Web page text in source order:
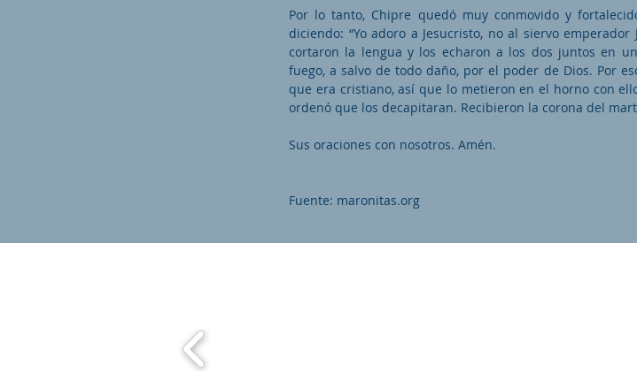
Por lo tanto, Chipre quedó muy conmovido y
diciendo: “Yo adoro a Jesucristo, no al siervo
cortaron la lengua y los echaron a los dos juntos en
fuego, a salvo de todo daño, por el poder de Dios. Por
que era cristiano, así que lo metieron en el horno con
ordenó que los decapitaran. Recibieron la corona del
Sus oraciones con nosotros. Amén.
Fuente: maronitas.org